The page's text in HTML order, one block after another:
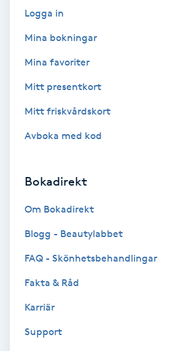
Gravidyoga
Gruppträning
Headspa
Herrklippning
HIFU
Logga in
Mina bokningar
Mina favoriter
Mitt presentkort
Mitt friskvårdskort
Avboka med kod
Bokadirekt
Om Bokadirekt
Blogg - Beautylabbet
FAQ - Skönhetsbehandlingar
Fakta & Råd
Karriär
Support